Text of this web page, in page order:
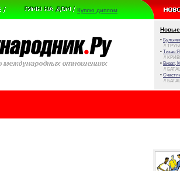
Куплю диплом
Новые
•
//
• Тихая
//
• Виват,
//
•
//